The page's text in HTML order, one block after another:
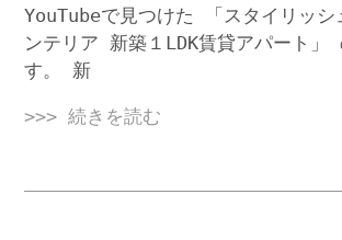
YouTubeで見つけた 「スタイリッシ
ンテリア 新築１LDK賃貸アパート」
す。 新
>>> 続きを読む